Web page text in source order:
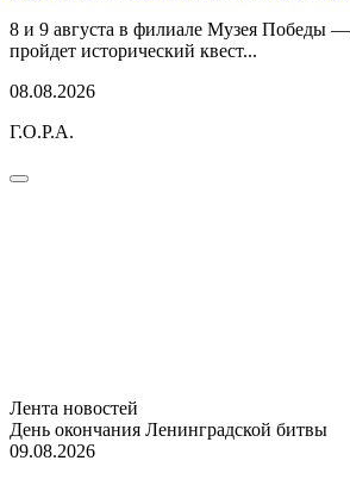
8 и 9 августа в филиале Музея Победы
пройдет исторический квест...
08.08.2026
Г.О.Р.А.
Лента новостей
День окончания Ленинградской битвы
09.08.2026